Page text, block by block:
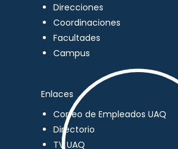
Direcciones
Coordinaciones
Facultades
Campus
Enlaces
Correo de Empleados UAQ
Directorio
TV UAQ